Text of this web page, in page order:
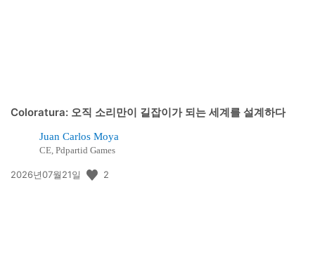
Coloratura: 오직 소리만이 길잡이가 되는 세계를 설계하다
Juan Carlos Moya
CE, Pdpartid Games
공
2026년07월21일 2